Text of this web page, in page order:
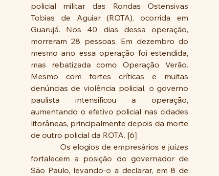
policial militar das Rondas Ostensivas
Tobias de Aguiar (ROTA), ocorrida em
Guarujá. Nos 40 dias dessa operação,
morreram 28 pessoas. Em dezembro do
mesmo ano essa operação foi estendida,
mas rebatizada como Operação Verão.
Mesmo com fortes críticas e muitas
denúncias de violência policial, o governo
paulista intensificou a operação,
aumentando o efetivo policial nas cidades
litorâneas, principalmente depois da morte
de outro policial da ROTA. [6]
Os elogios de empresários e juízes
fortalecem a posição do governador de
São Paulo, levando-o a declarar, em 8 de